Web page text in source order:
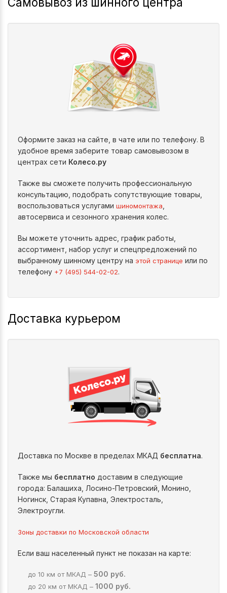
Оформите заказ на сайте, в чате или по телефону. В
удобное время заберите товар самовывозом в
центрах сети Колесо.ру
Также вы сможете получить профессиональную
консультацию, подобрать сопутствующие товары,
воспользоваться услугами шиномонтажа
автосервиса и сезонного хранения колес.
Вы можете уточнить адрес, график работы,
ассортимент, набор услуг и спецпредложений по
выбранному шинному центру на этой странице или по
телефону +7 (495) 544-02-02.
Доставка курьером
Доставка по Москве в пределах МКАД бесплатна.
Также мы бесплатно доставим в следующие
города: Балашиха, Лосино-Петровский, Монино,
Ногинск, Старая Купавна, Электросталь,
Электроугли.
Зоны доставки по Московской области
Если ваш населенный пункт не показан на карте:
до 10 км от МКАД – 500 руб.
до 20 км от МКАД – 1000 руб.